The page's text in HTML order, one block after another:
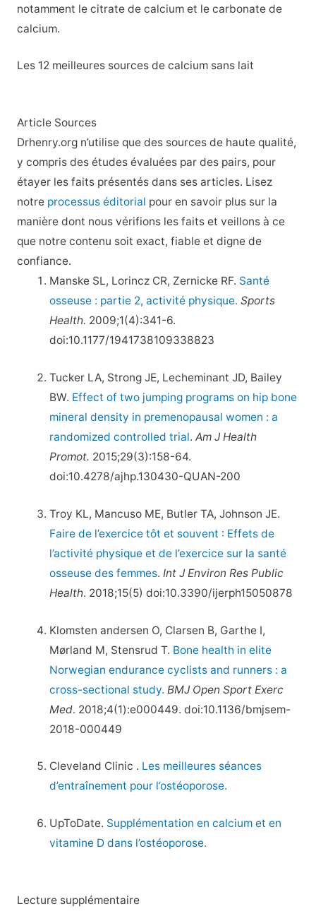
notamment le citrate de calcium et le carbonate de
calcium.
Les 12 meilleures sources de calcium sans lait
Article Sources
Drhenry.org n’utilise que des sources de haute qualité,
y compris des études évaluées par des pairs, pour
étayer les faits présentés dans ses articles. Lisez
notre processus éditorial pour en savoir plus sur la
manière dont nous vérifions les faits et veillons à ce
que notre contenu soit exact, fiable et digne de
confiance.
Manske SL, Lorincz CR, Zernicke RF. Santé
osseuse : partie 2, activité physique. Sports
Health. 2009;1(4):341-6.
doi:10.1177/1941738109338823
Tucker LA, Strong JE, Lecheminant JD, Bailey
BW. Effect of two jumping programs on hip bone
mineral density in premenopausal women : a
randomized controlled trial.Am J Health
Promot. 2015;29(3):158-64.
doi:10.4278/ajhp.130430-QUAN-200
Troy KL, Mancuso ME, Butler TA, Johnson JE.
Faire de l’exercice tôt et souvent : Effets de
l’activité physique et de l’exercice sur la santé
osseuse des femmes.Int J Environ Res Public
Health. 2018;15(5) doi:10.3390/ijerph15050878
Klomsten andersen O, Clarsen B, Garthe I,
Mørland M, Stensrud T. Bone health in elite
Norwegian endurance cyclists and runners : a
cross-sectional study. BMJ Open Sport Exerc
Med. 2018;4(1):e000449. doi:10.1136/bmjsem-
2018-000449
Cleveland Clinic . Les meilleures séances
d’entraînement pour l’ostéoporose.
UpToDate. Supplémentation en calcium et en
vitamine D dans l’ostéoporose.
Lecture supplémentaire